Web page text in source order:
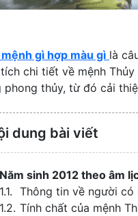
gì hợp màu gì là
chi tiết về mệnh
phong thủy, từ đó cải
dung bài viết
Năm sinh 2012 theo âm
Thông tin về người có
Tính chất của mệnh